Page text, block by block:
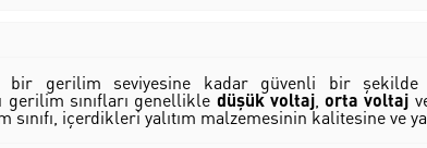
bir gerilim seviyesine kadar güvenli bir şekilde
gerilim sınıfları genellikle düşük voltaj,orta voltaj
sınıfı, içerdikleri yalıtım malzemesinin kalitesine ve